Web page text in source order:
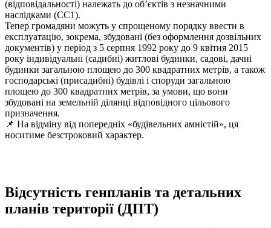
(відповідальності) належать до об’єктів з незначними
наслідками (СС1).
Тепер громадяни можуть у спрощеному порядку ввести в
експлуатацію, зокрема, збудовані (без оформлення дозвільних
документів) у період з 5 серпня 1992 року до 9 квітня 2015
року індивідуальні (садибні) житлові будинки, садові, дачні
будинки загальною площею до 300 квадратних метрів, а також
господарські (присадибні) будівлі і споруди загальною
площею до 300 квадратних метрів, за умови, що вони
збудовані на земельній ділянці відповідного цільового
призначення.
📌 На відміну від попередніх «будівельних амністій», ця
носитиме безстроковий характер.
Відсутність генпланів та детальних
планів території (ДПТ)